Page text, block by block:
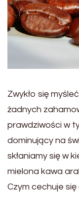
Zwykło się
żadnych
prawdziwości w
dominujący na
skłaniamy się w
mielona kawa
Czym cechuje